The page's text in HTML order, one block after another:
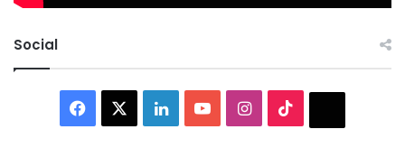
Social
Facebook LinkedInYouTubeInstagram